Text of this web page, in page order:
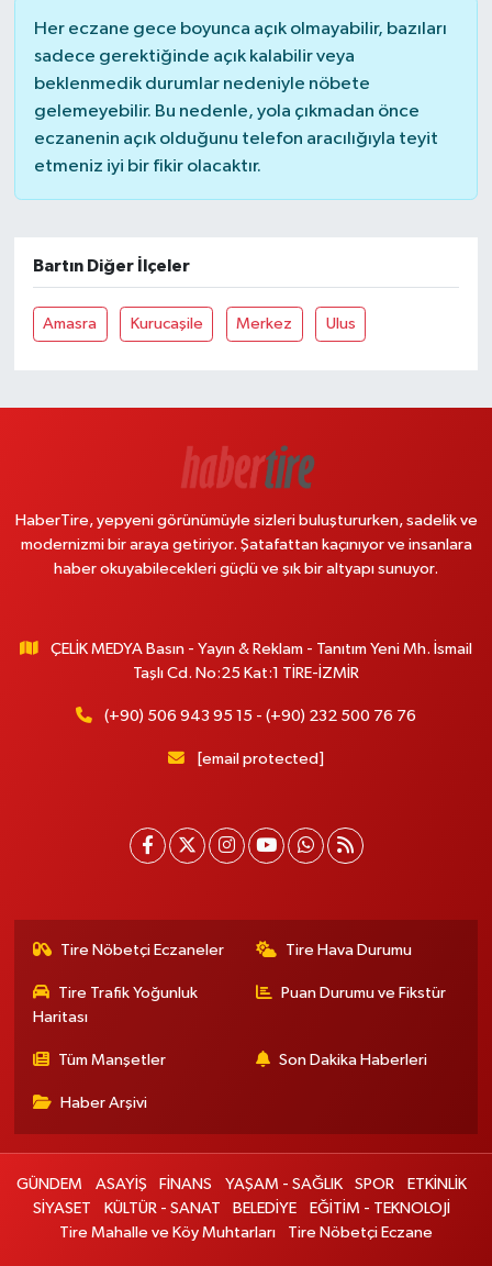
Her eczane gece boyunca açık olmayabilir, bazıları
sadece gerektiğinde açık kalabilir veya
beklenmedik durumlar nedeniyle nöbete
gelemeyebilir. Bu nedenle, yola çıkmadan önce
eczanenin açık olduğunu telefon aracılığıyla teyit
etmeniz iyi bir fikir olacaktır.
Bartın Diğer İlçeler
Amasra Kurucaşile Merkez Ulus
HaberTire, yepyeni görünümüyle sizleri buluştururken, sadelik ve
modernizmi bir araya getiriyor. Şatafattan kaçınıyor ve insanlara
haber okuyabilecekleri güçlü ve şık bir altyapı sunuyor.
ÇELİK MEDYA Basın - Yayın & Reklam - Tanıtım Yeni Mh. İsmail
Taşlı Cd. No:25 Kat:1 TİRE-İZMİR
(+90) 506 943 95 15 - (+90) 232 500 76 76
[email protected]
Tire Nöbetçi Eczaneler Tire Hava Durumu
Tire Trafik Yoğunluk
Haritası
Puan Durumu ve Fikstür
Tüm Manşetler Son Dakika Haberleri
Haber Arşivi
GÜNDEM ASAYİŞ FİNANS YAŞAM - SAĞLIK SPOR
ETKİNLİK
SİYASET
KÜLTÜR - SANAT BELEDİYE
EĞİTİM - TEKNOLOJİ
Tire Mahalle ve Köy Muhtarları
Tire Nöbetçi Eczane